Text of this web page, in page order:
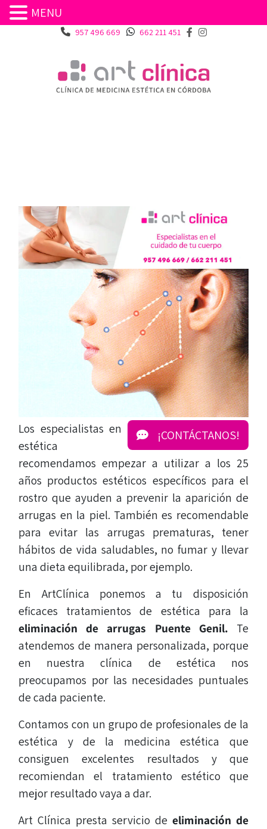
957 496 669 662 211 451
ELIMINACIÓN DE
ARRUGAS PUENTE GENIL
¡CONTÁCTANOS!
Los especialistas en
estética
recomendamos empezar a utilizar a los 25
años productos estéticos específicos para el
rostro que ayuden a prevenir la aparición de
arrugas en la piel. También es recomendable
para evitar las arrugas prematuras, tener
hábitos de vida saludables, no fumar y llevar
una dieta equilibrada, por ejemplo.
En ArtClínica ponemos a tu disposición
eficaces tratamientos de estética para la
eliminación de arrugas Puente Genil. Te
atendemos de manera personalizada, porque
en nuestra clínica de estética nos
preocupamos por las necesidades puntuales
de cada paciente.
Contamos con un grupo de profesionales de la
estética y de la medicina estética que
consiguen excelentes resultados y que
recomiendan el tratamiento estético que
mejor resultado vaya a dar.
Art Clínica presta servicio de eliminación de
MENU